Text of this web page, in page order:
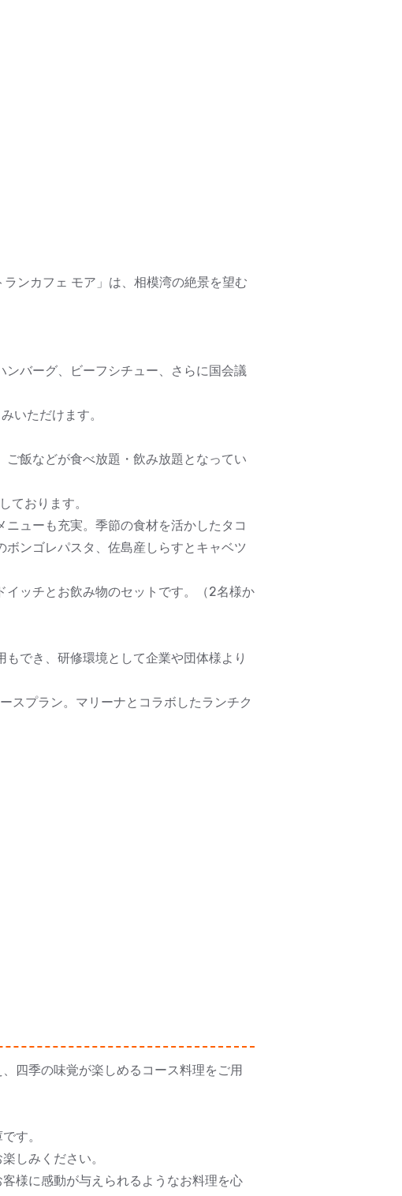
ンカフェ モア」は、相模湾の絶景を望む
バーグ、ビーフシチュー、さらに国会議
いただけます。
飯などが食べ放題・飲み放題となってい
ております。
ューも充実。季節の食材を活かしたタコ
ンゴレパスタ、佐島産しらすとキャベツ
ッチとお飲み物のセットです。（2名様か
でき、研修環境として企業や団体様より
スプラン。マリーナとコラボしたランチク
四季の味覚が楽しめるコース料理をご用
す。
しみください。
様に感動が与えられるようなお料理を心